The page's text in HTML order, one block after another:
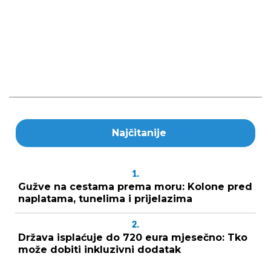
Najčitanije
1.
Gužve na cestama prema moru: Kolone pred
naplatama, tunelima i prijelazima
2.
Država isplaćuje do 720 eura mjesečno: Tko
može dobiti inkluzivni dodatak